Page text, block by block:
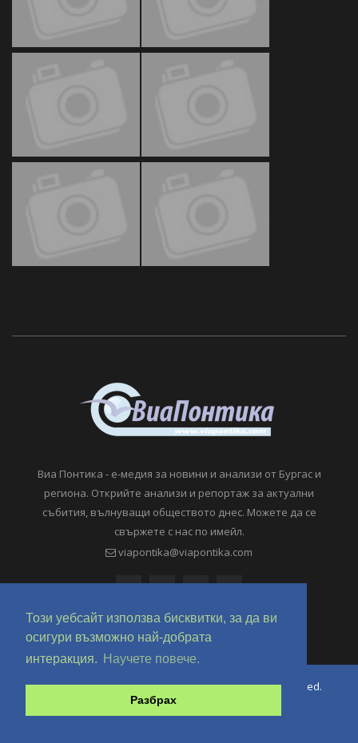
Този уебсайт използва бисквитки, за да ви
осигури възможно най-добрата
интеракция.
Научете повече.
Разбрах
Виа Понтика - е-медия за новини и анализи от Бургас и
региона. Открийте анализи и репортаж за актуални
събития, вълнуващи обществото днес. Можете да се
свържете с нас по имейл.
viapontika@viapontika.com
Copyright © 2018-2024 ViaPontika.com. All Rights Reserved.
Development @ OverHertz Ltd